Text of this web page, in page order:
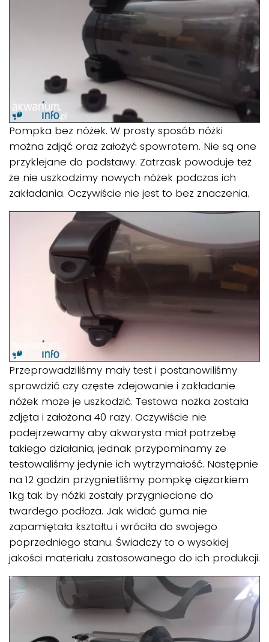
Pompka bez nóżek. W prosty sposób nóżki
można zdjąć oraz założyć spowrotem. Nie są one
przyklejane do podstawy. Zatrzask powoduje też
że nie uszkodzimy nowych nóżek podczas ich
zakładania. Oczywiście nie jest to bez znaczenia.
Przeprowadziliśmy mały test i postanowiliśmy
sprawdzić czy częste zdejowanie i zakładanie
nóżek może je uszkodzić. Testowa nożka została
zdjęta i założona 40 razy. Oczywiście nie
podejrzewamy aby akwarysta miał potrzebę
takiego działania, jednak przypominamy ze
testowaliśmy jedynie ich wytrzymałość. Następnie
na 12 godzin przygnietliśmy pompkę ciężarkiem
1kg tak by nóżki zostały przygniecione do
twardego podłoża. Jak widać guma nie
zapamiętała kształtu i wróciła do swojego
poprzedniego stanu. Świadczy to o wysokiej
jakości materiału zastosowanego do ich produkcji.